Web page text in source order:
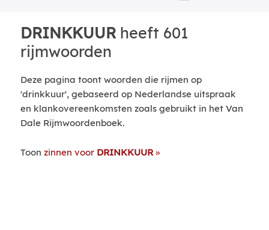
DRINKKUURheeft 601
rijmwoorden
Deze pagina toont woorden die rijmen op
'drinkkuur', gebaseerd op Nederlandse uitspraak
en klankovereenkomsten zoals gebruikt in het Van
Dale Rijmwoordenboek.
Toon zinnen voor DRINKKUUR